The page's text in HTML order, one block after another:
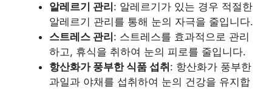
알레르기 관리 : 알레르기가 있는 경우 적절한
알레르기 관리를 통해 눈의 자극을 줄입니다.
스트레스 관리 : 스트레스를 효과적으로 관리
하고, 휴식을 취하여 눈의 피로를 줄입니다.
항산화가 풍부한 식품 섭취 : 항산화가 풍부한
과일과 야채를 섭취하여 눈의 건강을 유지합